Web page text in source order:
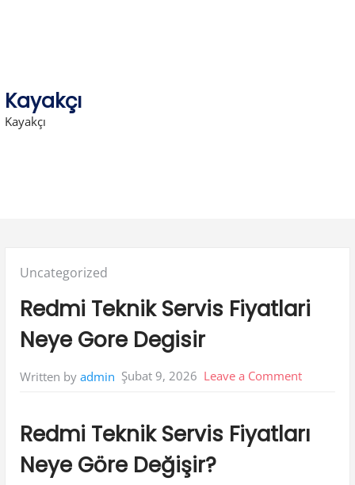
Kayakçı
Kayakçı
Posted
Uncategorized
Redmi Teknik Servis Fiyatlari
Neye Gore Degisir
Written by admin Şubat 9, 2026 Leave a Commenton
Servis
Redmi Teknik Servis Fiyatları
Neye Göre Değişir?